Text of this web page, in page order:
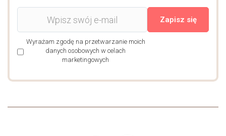
Wyrażam zgodę na przetwarzanie moich
danych osobowych w celach
marketingowych
Zapisz się